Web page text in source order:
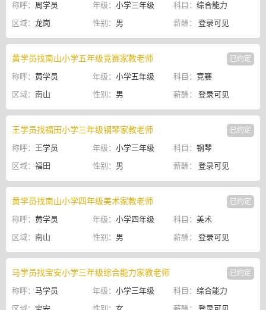
称呼： 周学员 年级： 小学三年级 科目： 综合能力
区域： 龙岗 性别： 男 薪酬： 登录可见
黄学员找南山小学五年级竞赛家教老师 已约定
称呼： 黄学员 年级： 小学五年级 科目： 竞赛
区域： 南山 性别： 男 薪酬： 登录可见
王学员找福田小学三年级钢琴家教老师 已约定
称呼： 王学员 年级： 小学三年级 科目： 钢琴
区域： 福田 性别： 男 薪酬： 登录可见
黄学员找南山小学四年级美术家教老师 已约定
称呼： 黄学员 年级： 小学四年级 科目： 美术
区域： 南山 性别： 男 薪酬： 登录可见
马学员找宝安小学三年级综合能力家教老师 已约定
称呼： 马学员 年级： 小学三年级 科目： 综合能力